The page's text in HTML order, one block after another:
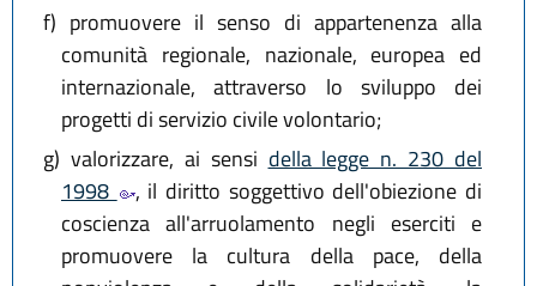
f) promuovere il senso di appartenenza alla
comunità regionale, nazionale, europea ed
internazionale, attraverso lo sviluppo dei
progetti di servizio civile volontario;
g) valorizzare, ai sensi della legge n. 230 del
1998
, il diritto soggettivo dell'obiezione di
coscienza all'arruolamento negli eserciti e
promuovere la cultura della pace, della